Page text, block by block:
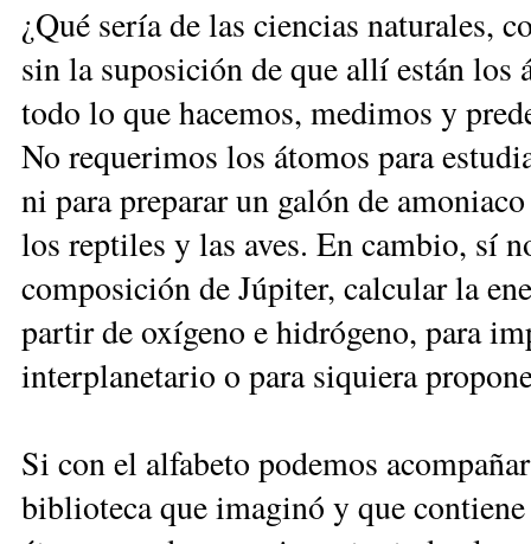
¿Qué sería de las ciencias
sin la suposición de que allí están
todo lo que hacemos, medimos y
No requerimos los átomos para
ni para preparar un galón de
los reptiles y las aves. En cambio, sí
composición de Júpiter, calcular la
partir de oxígeno e hidrógeno, para
interplanetario o para siquiera
Si con el alfabeto podemos
biblioteca que imaginó y que